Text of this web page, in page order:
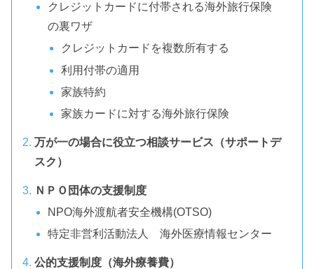
クレジットカードに付帯される海外旅行保険
の裏ワザ
クレジットカードを複数所有する
利用付帯の適用
家族特約
家族カードに対する海外旅行保険
万が一の場合に役立つ相談サービス（サポートデ
スク）
ＮＰＯ団体の支援制度
NPO海外渡航者安全機構(OTSO)
特定非営利活動法人 海外医療情報センター
公的支援制度（海外療養費）